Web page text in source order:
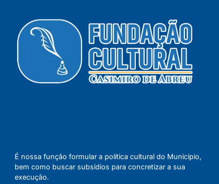
É nossa função formular a política cultural do Município,
bem como buscar subsídios para concretizar a sua
execução.